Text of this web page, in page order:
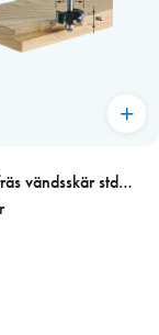
vändsskär std